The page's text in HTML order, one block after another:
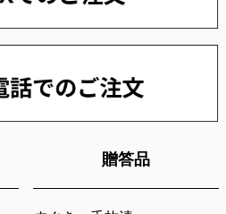
贈答品